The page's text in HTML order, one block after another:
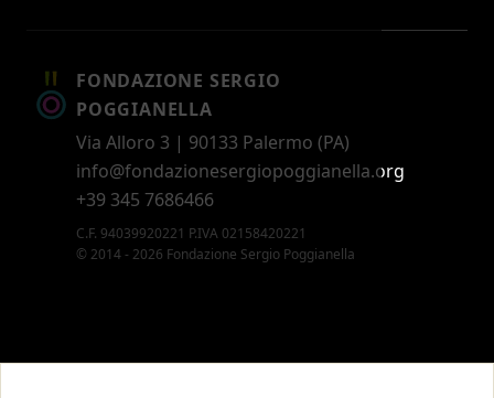
FONDAZIONE SERGIO
POGGIANELLA
Via Alloro 3 | 90133 Palermo (PA)
info@fondazionesergiopoggianella.org
+39 345 7686466
C.F. 94039920221 P.IVA 02158420221
© 2014 - 2026 Fondazione Sergio Poggianella